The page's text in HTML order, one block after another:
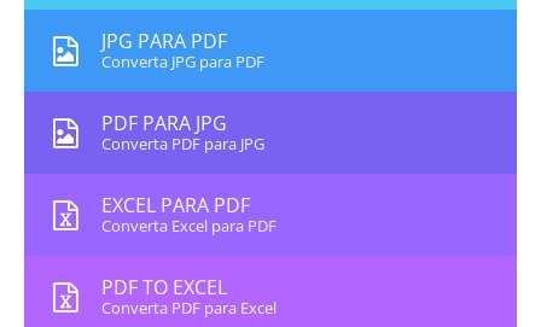
JPG PARA PDF
Converta JPG para PDF
PDF PARA JPG
Converta PDF para JPG
EXCEL PARA PDF
Converta Excel para PDF
PDF TO EXCEL
Converta PDF para Excel